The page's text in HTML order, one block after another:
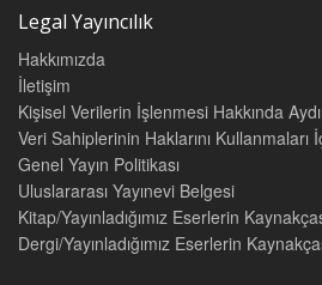
B. Yüksek Seçim Kurulunun Hukuki
1. Yüksek Seçim Kurulunun Bir Yüksek
Görüşü 38
2. Yüksek Seçim Kurulunun Bir Yüksek
Görüşü 39
II. YÜKSEK SEÇİM KURULU’NUN
YETKİLERİ 43
A. Yüksek Seçim Kurulunun Yapısı 43
B. Yüksek Seçim Kurulunun Görev ve
1. İdari Görev ve Yetkileri 46
2.Yargısal Görev ve Yetkileri 48
Legal Yayıncılık
Hakkımızda
İletişim
Kişisel Verilerin İşlenmesi Hakkında
Veri Sahiplerinin Haklarını
Genel Yayın Politikası
Uluslararası Yayınevi Belgesi
Kitap/Yayınladığımız Eserlerin
Dergi/Yayınladığımız Eserlerin